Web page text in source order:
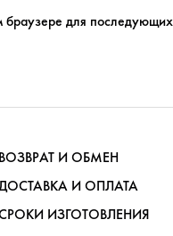
для
ВОЗВРАТ И ОБМЕН
И ОПЛАТА
ИЗГОТОВЛЕНИЯ